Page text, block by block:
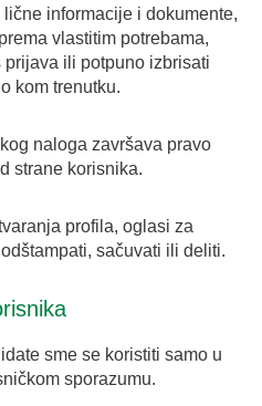
informacije i dokumente,
vlastitim potrebama,
prijava ili potpuno izbrisati
kom trenutku.
naloga završava pravo
strane korisnika.
profila, oglasi za
sačuvati ili deliti.
sme se koristiti samo u
sporazumu.